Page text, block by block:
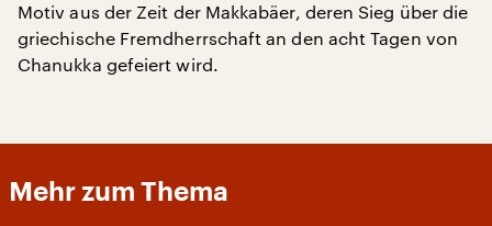
Motiv aus der Zeit der Makkabäer, deren Sieg über die
griechische Fremdherrschaft an den acht Tagen von
Chanukka gefeiert wird.
Mehr zum Thema